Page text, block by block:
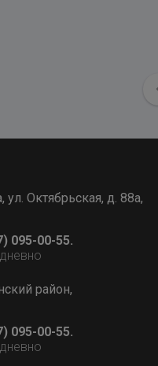
Октябрьская, д. 88а,
095-00-55.
район,
095-00-55.